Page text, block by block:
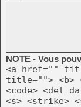
NOTE - Vous
<a href=""
title=""> <b>
<code> <del
<s> <strike>